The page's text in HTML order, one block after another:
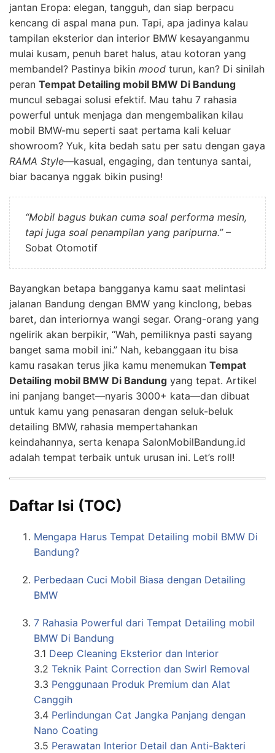
jantan Eropa: elegan, tangguh, dan siap berpacu
kencang di aspal mana pun. Tapi, apa jadinya kalau
tampilan eksterior dan interior BMW kesayanganmu
mulai kusam, penuh baret halus, atau kotoran yang
membandel? Pastinya bikin mood turun, kan? Di sinilah
peran Tempat Detailing mobil BMW Di Bandung
muncul sebagai solusi efektif. Mau tahu 7 rahasia
powerful untuk menjaga dan mengembalikan kilau
mobil BMW-mu seperti saat pertama kali keluar
showroom? Yuk, kita bedah satu per satu dengan gaya
RAMA Style—kasual, engaging, dan tentunya santai,
biar bacanya nggak bikin pusing!
“Mobil bagus bukan cuma soal performa mesin,
tapi juga soal penampilan yang paripurna.”–
Sobat Otomotif
Bayangkan betapa bangganya kamu saat melintasi
jalanan Bandung dengan BMW yang kinclong, bebas
baret, dan interiornya wangi segar. Orang-orang yang
ngelirik akan berpikir, “Wah, pemiliknya pasti sayang
banget sama mobil ini.” Nah, kebanggaan itu bisa
kamu rasakan terus jika kamu menemukan Tempat
Detailing mobil BMW Di Bandung yang tepat. Artikel
ini panjang banget—nyaris 3000+ kata—dan dibuat
untuk kamu yang penasaran dengan seluk-beluk
detailing BMW, rahasia mempertahankan
keindahannya, serta kenapa SalonMobilBandung.id
adalah tempat terbaik untuk urusan ini. Let’s roll!
Daftar Isi (TOC)
Mengapa Harus Tempat Detailing mobil BMW Di
Bandung?
Perbedaan Cuci Mobil Biasa dengan Detailing
BMW
7 Rahasia Powerful dari Tempat Detailing mobil
BMW Di Bandung
3.1 Deep Cleaning Eksterior dan Interior
3.2 Teknik Paint Correction dan Swirl Removal
3.3 Penggunaan Produk Premium dan Alat
Canggih
3.4 Perlindungan Cat Jangka Panjang dengan
Nano Coating
3.5 Perawatan Interior Detail dan Anti-Bakteri